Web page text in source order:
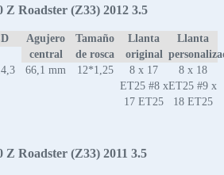
Z Roadster (Z33) 2012 3.5
Agujero
central
Tamaño
de rosca
Llanta
original
Llanta
66,1 mm 12*1,25
8 x 17
ET25 #8 x
17 ET25
8 x 18
ET25 #9 x
18 ET25
Z Roadster (Z33) 2011 3.5